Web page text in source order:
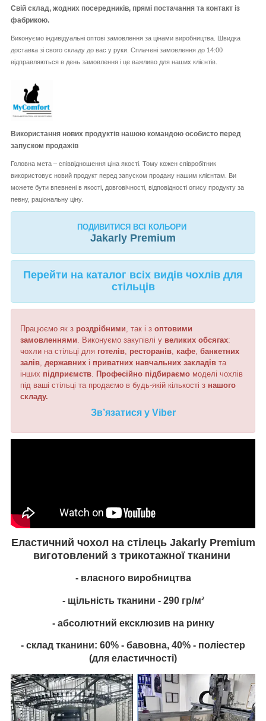
Свій склад, жодних посередників, прямі постачання та контакт із
фабрикою.
Виконуємо індивідуальні оптові замовлення за цінами виробництва. Швидка
доставка зі свого складу до вас у руки. Сплачені замовлення до 14:00
відправляються в день замовлення і це важливо для наших клієнтів.
Використання нових продуктів нашою командою особисто перед
запуском продажів
Головна мета – співвідношення ціна якості. Тому кожен співробітник
використовує новий продукт перед запуском продажу нашим клієнтам. Ви
можете бути впевнені в якості, довговічності, відповідності опису продукту за
певну, раціональну ціну.
ПОДИВИТИСЯ ВСІ КОЛЬОРИ
Jakarly Premium
Перейти на каталог всіх видів чохлів для
стільців
Працюємо як з роздрібними , так і з оптовими
замовленнями . Виконуємо закупівлі у великих обсягах:
чохли на стільці для готелів ресторанів кафе банкетних
залів державних і приватних навчальних закладів та
інших підприємств Професійно підбираємо моделі чохлів
під ваші стільці та продаємо в будь-якій кількості з нашого
складу.
Зв’язатися у Viber
Еластичний чохол на стілець Jakarly Premium
виготовлений з трикотажної тканини
- власного виробництва
- щільність тканини - 290 гр/м²
- абсолютний ексклюзив на ринку
- склад тканини: 60% - бавовна, 40% - поліестер
(для еластичності)